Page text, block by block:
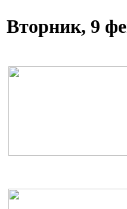
Вторник, 9